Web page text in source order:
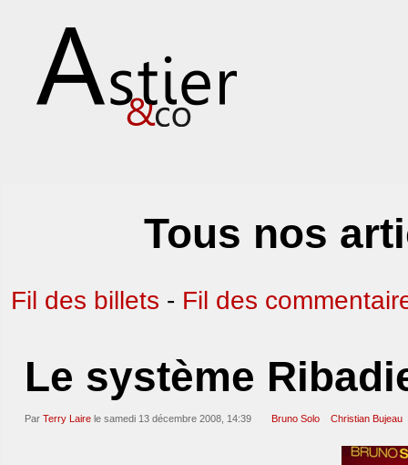
Tous nos
Fil des billets - Fil des
Le système
Par Terry Laire le samedi 13 décembre 2008, 14:39 Bruno Solo Christian Bujeau